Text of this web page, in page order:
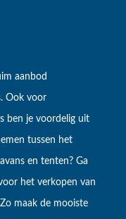
aanbod
Ook voor
ben je voordelig uit
tussen het
en tenten? Ga
het verkopen van
maak de mooiste